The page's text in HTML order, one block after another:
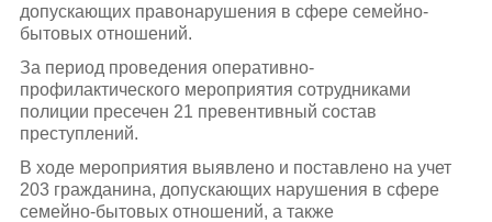
допускающих правонарушения в сфере семейно-
бытовых отношений.
За период проведения оперативно-
профилактического мероприятия сотрудниками
полиции пресечен 21 превентивный состав
преступлений.
В ходе мероприятия выявлено и поставлено на учет
203 гражданина, допускающих нарушения в сфере
семейно-бытовых отношений, а также